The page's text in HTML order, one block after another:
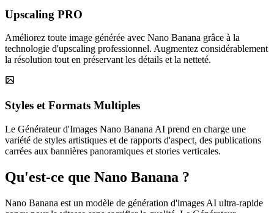
Upscaling PRO
Améliorez toute image générée avec Nano Banana grâce à la
technologie d'upscaling professionnel. Augmentez considérablement
la résolution tout en préservant les détails et la netteté.
Styles et Formats Multiples
Le Générateur d'Images Nano Banana AI prend en charge une
variété de styles artistiques et de rapports d'aspect, des publications
carrées aux bannières panoramiques et stories verticales.
Qu'est-ce que Nano Banana ?
Nano Banana est un modèle de génération d'images AI ultra-rapide